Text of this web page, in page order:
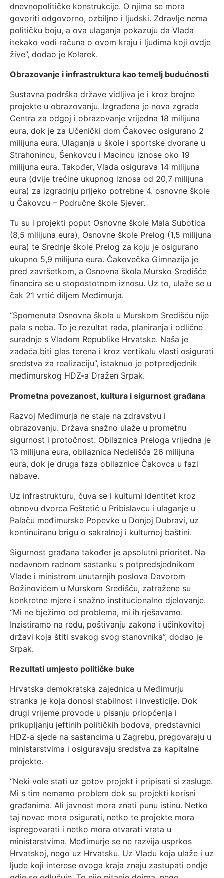
dnevnopolitičke konstrukcije. O njima se mora
govoriti odgovorno, ozbiljno i ljudski. Zdravlje nema
političku boju, a ova ulaganja pokazuju da Vlada
itekako vodi računa o ovom kraju i ljudima koji ovdje
žive”, dodao je Kolarek.
Obrazovanje i infrastruktura kao temelj budućnosti
Sustavna podrška države vidljiva je i kroz brojne
projekte u obrazovanju. Izgrađena je nova zgrada
Centra za odgoj i obrazovanje vrijedna 18 milijuna
eura, dok je za Učenički dom Čakovec osigurano 2
milijuna eura. Ulaganja u škole i sportske dvorane u
Strahonincu, Šenkovcu i Macincu iznose oko 19
milijuna eura. Također, Vlada osigurava 14 milijuna
eura (dvije trećine ukupnog iznosa od 20,7 milijuna
eura) za izgradnju prijeko potrebne 4. osnovne škole
u Čakovcu – Područne škole Sjever.
Tu su i projekti poput Osnovne škole Mala Subotica
(8,5 milijuna eura), Osnovne škole Prelog (1,5 milijuna
eura) te Srednje škole Prelog za koju je osigurano
ukupno 5,9 milijuna eura. Čakovečka Gimnazija je
pred završetkom, a Osnovna škola Mursko Središće
financira se u stopostotnom iznosu. Uz to, ulaže se u
čak 21 vrtić diljem Međimurja.
“Spomenuta Osnovna škola u Murskom Središću nije
pala s neba. To je rezultat rada, planiranja i odlične
suradnje s Vladom Republike Hrvatske. Naša je
zadaća biti glas terena i kroz vertikalu vlasti osigurati
sredstva za realizaciju”, istaknuo je potpredjednik
međimurskog HDZ-a Dražen Srpak.
Prometna povezanost, kultura i sigurnost građana
Razvoj Međimurja ne staje na zdravstvu i
obrazovanju. Država snažno ulaže u prometnu
sigurnost i protočnost. Obilaznica Preloga vrijedna je
13 milijuna eura, obilaznica Nedelišća 26 milijuna
eura, dok je druga faza obilaznice Čakovca u fazi
nabave.
Uz infrastrukturu, čuva se i kulturni identitet kroz
obnovu dvorca Feštetić u Pribislavcu i ulaganje u
Palaču međimurske Popevke u Donjoj Dubravi, uz
kontinuiranu brigu o sakralnoj i kulturnoj baštini.
Sigurnost građana također je apsolutni prioritet. Na
nedavnom radnom sastanku s potpredsjednikom
Vlade i ministrom unutarnjih poslova Davorom
Božinovićem u Murskom Središću, zatražene su
konkretne mjere i snažno institucionalno djelovanje.
“Mi ne bježimo od problema, mi ih rješavamo.
Inzistiramo na redu, poštivanju zakona i učinkovitoj
državi koja štiti svakog svog stanovnika”, dodao je
Srpak.
Rezultati umjesto političke buke
Hrvatska demokratska zajednica u Međimurju
stranka je koja donosi stabilnost i investicije. Dok
drugi vrijeme provode u pisanju priopćenja i
prikupljanju jeftinih političkih bodova, predstavnici
HDZ-a sjede na sastancima u Zagrebu, pregovaraju u
ministarstvima i osiguravaju sredstva za kapitalne
projekte.
“Neki vole stati uz gotov projekt i pripisati si zasluge.
Mi s tim nemamo problem dok su projekti korisni
građanima. Ali javnost mora znati punu istinu. Netko
taj novac mora osigurati, netko te projekte mora
ispregovarati i netko mora otvarati vrata u
ministarstvima. Međimurje se ne razvija usprkos
Hrvatskoj, nego uz Hrvatsku. Uz Vladu koja ulaže i uz
ljude koji interese ovoga kraja znaju zastupati ondje